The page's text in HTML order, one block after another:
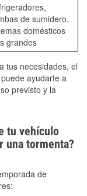
de sumidero,
domésticos
grandes
tus necesidades, el
ayudarte a
previsto y la
tu vehículo
una tormenta?
de